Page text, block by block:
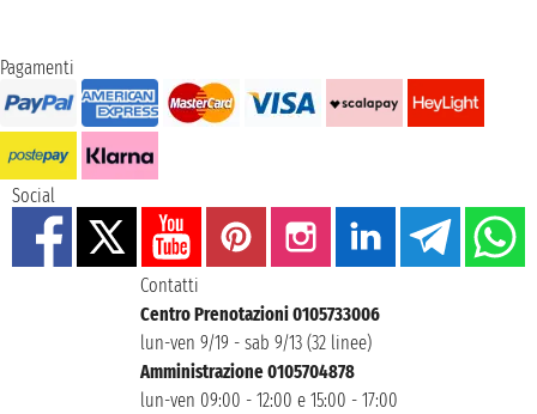
Pagamenti
Social
Contatti
Centro Prenotazioni 0105733006
lun-ven 9/19 - sab 9/13 (32 linee)
Amministrazione 0105704878
lun-ven 09:00 - 12:00 e 15:00 - 17:00